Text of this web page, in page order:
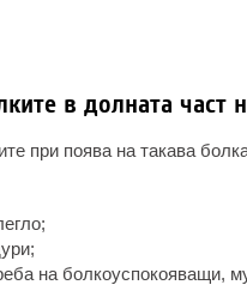
в долната част
при поява на такава
на болкоуспокояващи,